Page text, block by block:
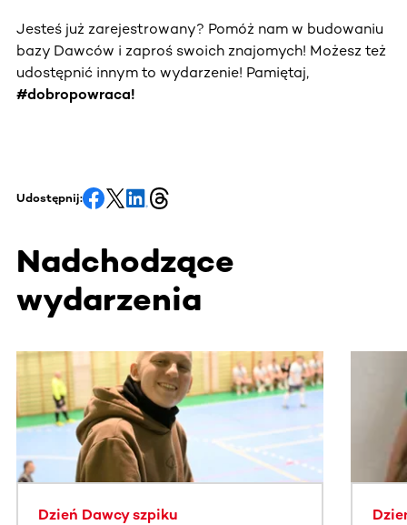
Jesteś już zarejestrowany? Pomóż nam w budowaniu
bazy Dawców i zaproś swoich znajomych! Możesz też
udostępnić innym to wydarzenie! Pamiętaj,
#dobropowraca!
Udostępnij:
Nadchodzące
wydarzenia
Ta sekcja zawiera treści przewijane w poziomie. Użyj
Dzień Dawcy szpiku